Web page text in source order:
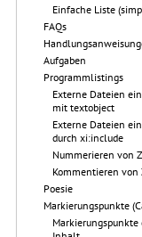
Einfache Liste
FAQs
Aufgaben
Programmlistings
Externe Dateien
mit textobject
Externe Dateien
durch xi:include
Nummerieren von
Kommentieren von
Poesie
Markierungspunkte
Markierungspunkte